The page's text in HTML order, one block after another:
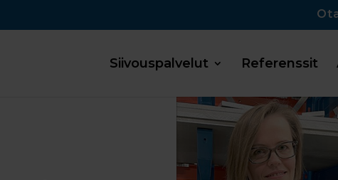
Siivouspalvelut Referenssit